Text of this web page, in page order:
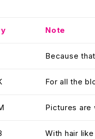
Note
Because
For all the
Pictures are
With hair